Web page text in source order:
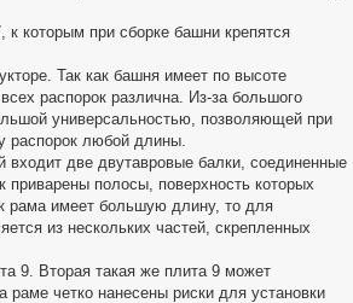
которым при сборке башни крепятся
Так как башня имеет по высоте
распорок различна. Из-за большого
универсальностью, позволяющей при
распорок любой длины.
входит две двутавровые балки, соединенные
приварены полосы, поверхность которых
рама имеет большую длину, то для
из нескольких частей, скрепленных
9. Вторая такая же плита 9 может
четко нанесены риски для установки